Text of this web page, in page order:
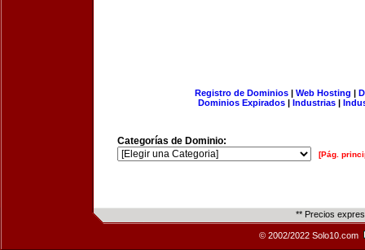
Registro de Dominios| Web Hosting |
Dominios Expirados | Industrias |
Categorías de Dominio:
[Pág.
** Precios
© 2002/2022 Solo10.com